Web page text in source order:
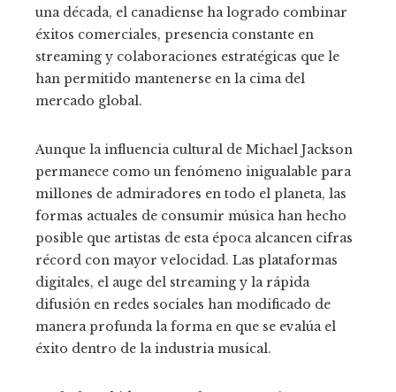
una década, el canadiense ha logrado combinar
éxitos comerciales, presencia constante en
streaming y colaboraciones estratégicas que le
han permitido mantenerse en la cima del
mercado global.
Aunque la influencia cultural de Michael Jackson
permanece como un fenómeno inigualable para
millones de admiradores en todo el planeta, las
formas actuales de consumir música han hecho
posible que artistas de esta época alcancen cifras
récord con mayor velocidad. Las plataformas
digitales, el auge del streaming y la rápida
difusión en redes sociales han modificado de
manera profunda la forma en que se evalúa el
éxito dentro de la industria musical.